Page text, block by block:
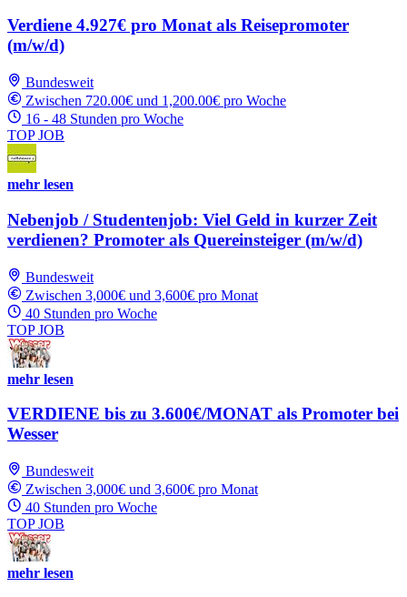
Verdiene 4.927€ pro Monat als Reisepromoter
(m/w/d)
Bundesweit
Zwischen 720.00€ und 1,200.00€ pro Woche
16 - 48 Stunden pro Woche
TOP JOB
mehr lesen
Nebenjob / Studentenjob: Viel Geld in kurzer Zeit
verdienen? Promoter als Quereinsteiger (m/w/d)
Bundesweit
Zwischen 3,000€ und 3,600€ pro Monat
40 Stunden pro Woche
TOP JOB
mehr lesen
VERDIENE bis zu 3.600€/MONAT als Promoter bei
Wesser
Bundesweit
Zwischen 3,000€ und 3,600€ pro Monat
40 Stunden pro Woche
TOP JOB
mehr lesen